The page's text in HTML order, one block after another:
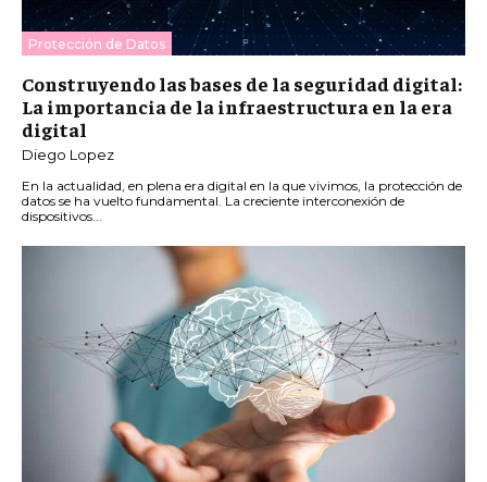
Protección de Datos
Construyendo las bases de la seguridad digital:
La importancia de la infraestructura en la era
digital
Diego Lopez
En la actualidad, en plena era digital en la que vivimos, la protección de
datos se ha vuelto fundamental. La creciente interconexión de
dispositivos...